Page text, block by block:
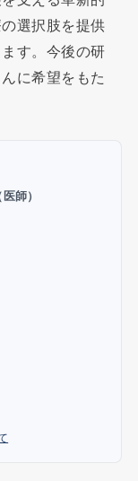
選択肢を提供
す。今後の研
に希望をもた
師）